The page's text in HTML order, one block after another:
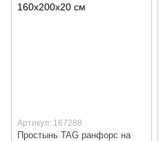
Артикул: 167288
Простынь TAG ранфорс на